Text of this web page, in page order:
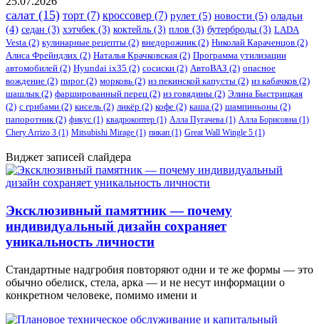
салат (15) торт (7) кроссовер (7) рулет (5) новости (5) оладьи
(4) седан (3) хэтчбек (3) коктейль (3) плов (3) бутерброды (3) LADA
Vesta (2) кулинарные рецепты (2) внедорожник(2) Николай Караченцов (2)
Алиса Фрейндлих (2) Наталья Крачковская (2) Программа утилизации
автомобилей (2) ​Hyundai ix35 (2) сосиски (2) АвтоВАЗ (2) опасное
вождение (2) пирог (2) морковь (2) из пекинской капусты (2) из кабачков (2)
шашлык(2) фаршированный перец (2) из говядины (2) Элина Быстрицкая
(2) с грибами (2) кисель (2) ликёр (2) кофе (2) каша (2) шампиньоны (2)
папоротник(2) фикус (1) квадрокоптер (1) Алла Пугачева (1) Алла Борисовна (1)
Chery Arrizo 3 (1) Mitsubishi Mirage (1) пикап (1) Great Wall Wingle 5 (1)
Виджет записей слайдера
Эксклюзивный памятник — почему
индивидуальный дизайн сохраняет
уникальность личности
Стандартные надгробия повторяют одни и те же формы — это
обычно обелиск, стела, арка — и не несут информации о
конкретном человеке, помимо имени и